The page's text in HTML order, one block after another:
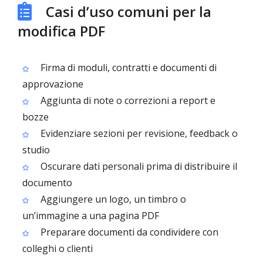
Casi d’uso comuni per la
modifica PDF
Firma di moduli, contratti e documenti di
approvazione
Aggiunta di note o correzioni a report e
bozze
Evidenziare sezioni per revisione, feedback o
studio
Oscurare dati personali prima di distribuire il
documento
Aggiungere un logo, un timbro o
un’immagine a una pagina PDF
Preparare documenti da condividere con
colleghi o clienti